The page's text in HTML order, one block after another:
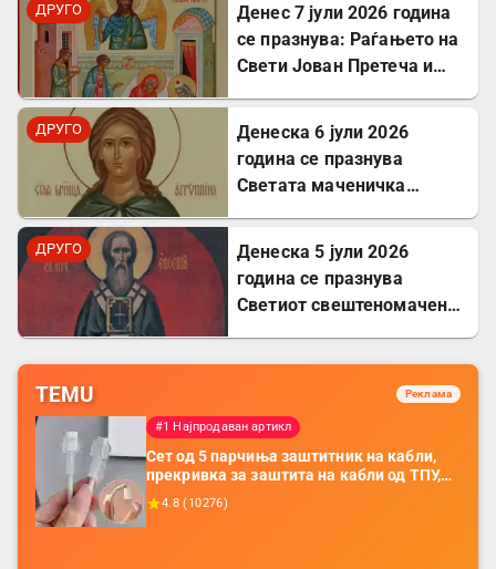
ДРУГО
Денес 7 јули 2026 година
се празнува: Раѓањето на
Свети Јован Претеча и
ДРУГО
Денеска 6 јули 2026
година се празнува
Светата маченичка
ДРУГО
Денеска 5 јули 2026
година се празнува
Светиот свештеномаченик
TEMU Реклама
#1 Најпродаван артикл
Сет од 5 парчиња заштитник на кабли,
прекривка за заштита на кабли од ТПУ,
додатоци за заштита на кабли, без
батерија, за мобилни телефони, комплет
4.8 (10276)